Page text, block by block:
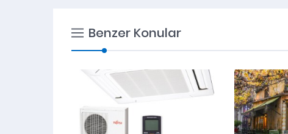
Benzer Konular